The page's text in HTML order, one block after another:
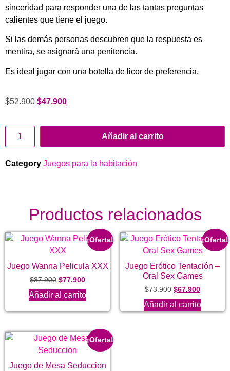
sinceridad para responder una de las tantas preguntas
calientes que tiene el juego.
Si las demás personas descubren que la respuesta es
mentira, se asignará una penitencia.
Es ideal jugar con una botella de licor de preferencia.
$52.900 $47.900
Añadir al carrito
Category Juegos para la habitación
Productos relacionados
¡Oferta!
Juego Wanna Pelicula XXX
$87.900 $77.900
Añadir al carrito
¡Oferta!
Juego Erótico Tentación –
Oral Sex Games
$73.900 $67.900
Añadir al carrito
¡Oferta!
Juego de Mesa Seduccion